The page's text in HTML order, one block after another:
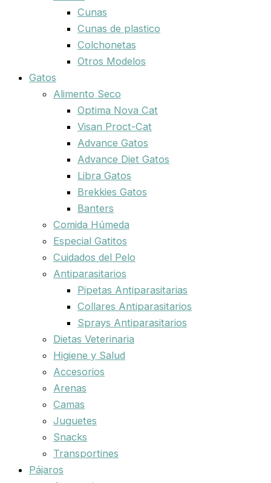
Cunas
Cunas de plastico
Colchonetas
Otros Modelos
Gatos
Alimento Seco
Optima Nova Cat
Visan Proct-Cat
Advance Gatos
Advance Diet Gatos
Libra Gatos
Brekkies Gatos
Banters
Comida Húmeda
Especial Gatitos
Cuidados del Pelo
Antiparasitarios
Pipetas Antiparasitarias
Collares Antiparasitarios
Sprays Antiparasitarios
Dietas Veterinaria
Higiene y Salud
Accesorios
Arenas
Camas
Juguetes
Snacks
Transportines
Pájaros